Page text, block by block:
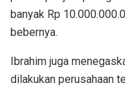
banyak Rp
bebernya.
Ibrahim juga
dilakukan perusahaan